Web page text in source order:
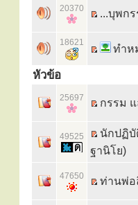
20370 ...บุพก
18621
ทำห
หัวข้อ
25697 กรรม
49525
นักปฏิบั
ฐานิโย)
47650 ท่านพ่อ